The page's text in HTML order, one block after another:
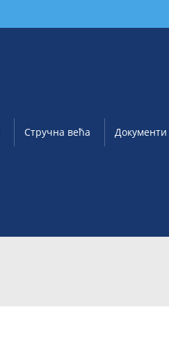
Стручна већа Документи